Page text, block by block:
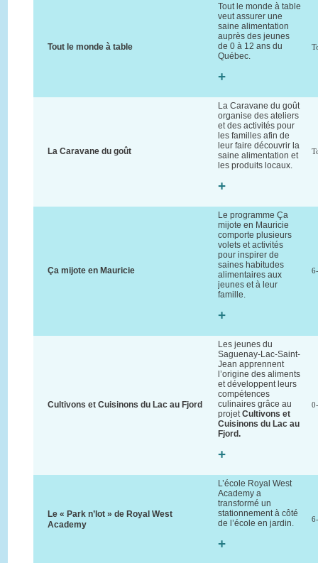
Tout le monde à table
Tout le monde à table
veut assurer une
saine alimentation
auprès des jeunes
de 0 à 12 ans du
Québec.
+
La Caravane du goût
La Caravane du goût
organise des ateliers
et des activités pour
les familles afin de
leur faire découvrir la
saine alimentation et
les produits locaux.
+
Ça mijote en Mauricie
Le programme Ça
mijote en Mauricie
comporte plusieurs
volets et activités
pour inspirer de
saines habitudes
alimentaires aux
jeunes et à leur
famille.
+
Cultivons et Cuisinons du Lac au Fjord
Les jeunes du
Saguenay-Lac-Saint-
Jean apprennent
l’origine des aliments
et développent leurs
compétences
culinaires grâce au
projetCultivons et
Cuisinons du Lac au
Fjord.
+
Le « Park n’lot » de Royal West
Academy
L’école Royal West
Academy a
transformé un
stationnement à côté
de l’école en jardin.
+